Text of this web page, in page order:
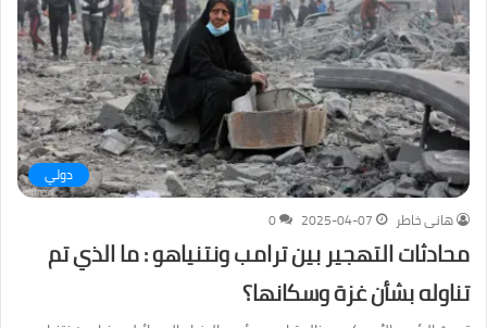
دولي
هانى خاطر
2025-04-07
0
محادثات التهجير بين ترامب ونتنياهو : ما الذي تم
تناوله بشأن غزة وسكانها؟